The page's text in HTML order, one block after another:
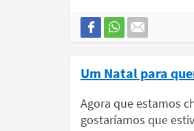
Um Natal para
Agora que estamos
gostaríamos que